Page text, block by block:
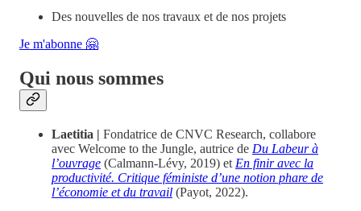
Des nouvelles de nos travaux et de nos projets
Je m'abonne 🤗
Qui nous sommes
Laetitia | Fondatrice de CNVC Research, collabore
avec Welcome to the Jungle, autrice de Du Labeur à
l’ouvrage (Calmann-Lévy, 2019) et En finir avec la
productivité. Critique féministe d’une notion phare de
l’économie et du travail (Payot, 2022).